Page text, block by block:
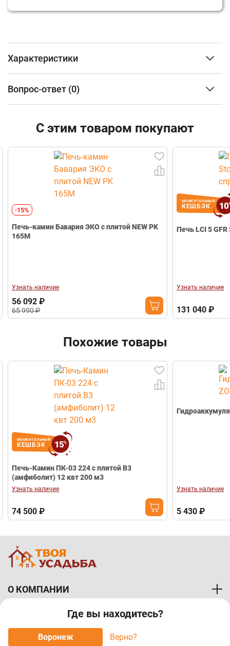
Где вы находитесь?
Воронеж Верно?
Характеристики
Облицовка
Тип дверцы
Наличие варочной поверхности
Есть
Наличие духового шкафа
Нет
Наличие теплообменника
Диаметр дымохода
65 кг
Габариты (Ш*В*Г)
370*490*610 мм
Свернуть
Вопрос-ответ (0)
Email
С этим товаром покупают
-15%
Печь-камин Бавария ЭКО с плитой NEW PK
165М
Узнать наличие
56 092 ₽
65 990 ₽
МОМЕНТАЛЬНЫЙ
КЕШБЭК 10
Печь LCI 5
Узнать наличие
131 040 ₽
Похожие товары
МОМЕНТАЛЬНЫЙ
КЕШБЭК 15%
Печь-Камин ПК-03 224 с плитой В3
(амфиболит) 12 квт 200 м3
Узнать наличие
74 500 ₽
Узнать наличие
5 430 ₽
О КОМПАНИИ
ПОКУПАТЕЛЯМ
МЫ ПРИНИМАЕМ К ОПЛАТЕ: